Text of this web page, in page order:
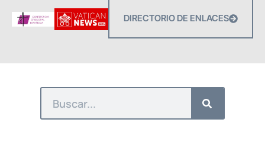
DIRECTORIO DE ENLACES